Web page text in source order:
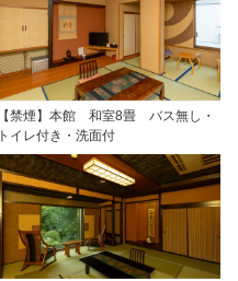
【禁煙】本館 和室8畳 バス無し・
トイレ付き・洗面付